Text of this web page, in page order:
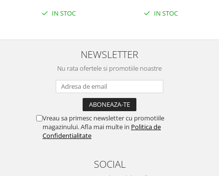
IN STOC IN STOC
NEWSLETTER
Nu rata ofertele si promotiile noastre
Vreau sa primesc newsletter cu promotiile
magazinului. Afla mai multe in Politica de
Confidentialitate
SOCIAL